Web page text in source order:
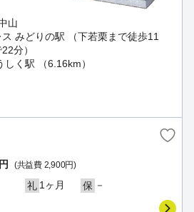
山
みどりの駅 （下若栗まで徒歩11
分）
く駅 （6.16km）
(共益費 2,900円)
礼 1ヶ月 保 －